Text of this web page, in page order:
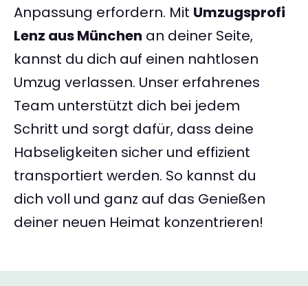
Anpassung erfordern. Mit Umzugsprofi
Lenz aus München an deiner Seite,
kannst du dich auf einen nahtlosen
Umzug verlassen. Unser erfahrenes
Team unterstützt dich bei jedem
Schritt und sorgt dafür, dass deine
Habseligkeiten sicher und effizient
transportiert werden. So kannst du
dich voll und ganz auf das Genießen
deiner neuen Heimat konzentrieren!